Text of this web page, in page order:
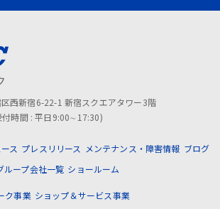
西新宿6-22-1 新宿スクエアタワー3階
時間 : 平日9:00∼17:30)
ス プレスリリース メンテナンス・障害情報 ブログ
ループ会社一覧 ショールーム
ク事業 ショップ＆サービス事業